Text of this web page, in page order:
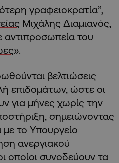
γραφειοκρατία”,
Μιχάλης Διαμιανός,
του
».
βελτιώσεις
επιδομάτων, ώστε οι
για μήνες χωρίς την
σημειώνοντας
με το Υπουργείο
ανεργιακού
οποίοι συνοδεύουν τα